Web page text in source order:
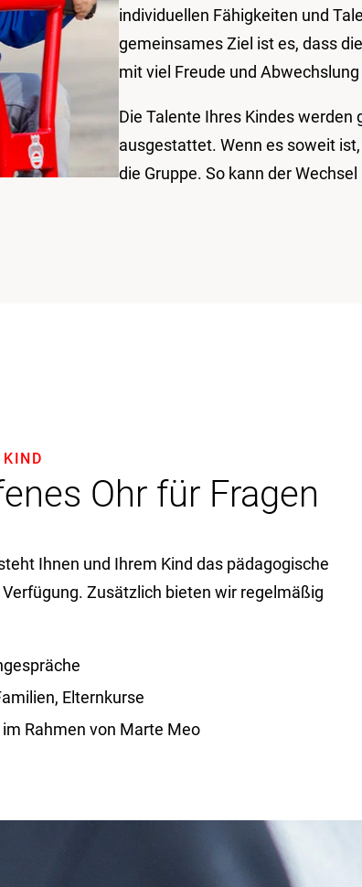
individuellen Fähigkeiten und
gemeinsames Ziel ist es, dass
mit viel Freude und
Die Talente Ihres Kindes
ausgestattet. Wenn es soweit
die Gruppe. So kann der
Ohr für Fragen
Ihnen und Ihrem Kind das pädagogische
Zusätzlich bieten wir regelmäßig
Elternkurse
Rahmen von Marte Meo